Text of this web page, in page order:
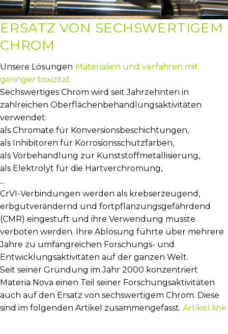
ERSATZ VON SECHSWERTIGEM
CHROM
Unsere Lösungen Materialien und verfahren mit
geringer toxizität
Sechswertiges Chrom wird seit Jahrzehnten in
zahlreichen Oberflächenbehandlungsaktivitäten
verwendet:
als Chromate für Konversionsbeschichtungen,
als Inhibitoren für Korrosionsschutzfarben,
als Vorbehandlung zur Kunststoffmetallisierung,
als Elektrolyt für die Hartverchromung,
...
CrVI-Verbindungen werden als krebserzeugend,
erbgutverändernd und fortpflanzungsgefährdend
(CMR) eingestuft und ihre Verwendung musste
verboten werden. Ihre Ablösung führte über mehrere
Jahre zu umfangreichen Forschungs- und
Entwicklungsaktivitäten auf der ganzen Welt.
Seit seiner Gründung im Jahr 2000 konzentriert
Materia Nova einen Teil seiner Forschungsaktivitäten
auch auf den Ersatz von sechswertigem Chrom. Diese
sind im folgenden Artikel zusammengefasst. Artikel link